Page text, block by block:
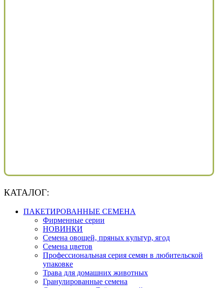
КАТАЛОГ:
ПАКЕТИРОВАННЫЕ СЕМЕНА
Фирменные серии
НОВИНКИ
Семена овощей, пряных культур, ягод
Семена цветов
Профессиональная серия семян в любительской
упаковке
Трава для домашних животных
Гранулированные семена